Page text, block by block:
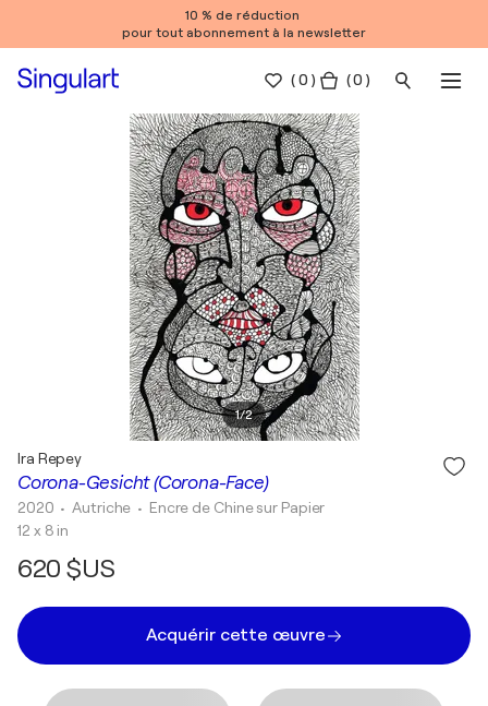
10 % de réduction
pour tout abonnement à la newsletter
(0 ) ( 0 )
1/2
Corona-Gesicht (Corona-Face)
Ira Repey
2020 • Autriche • Encre de Chine sur Papier
12 x 8 in
620 $US
Acquérir cette œuvre